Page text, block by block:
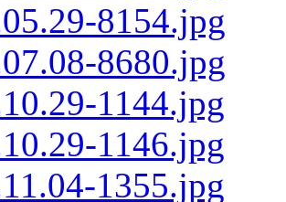
8154.jpg
8680.jpg
1144.jpg
1146.jpg
1355.jpg